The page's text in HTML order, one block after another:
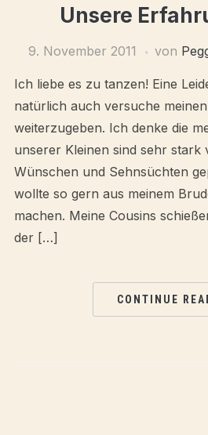
Unsere
9. November 2011 von
Ich liebe es zu tanzen! Eine
natürlich auch versuche
weiterzugeben. Ich denke die
unserer Kleinen sind sehr stark
Wünschen und Sehnsüchten
wollte so gern aus meinem
machen. Meine Cousins
der […]
CONTINUE